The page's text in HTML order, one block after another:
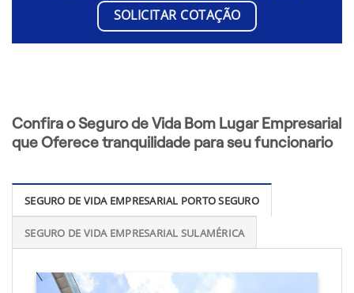
SOLICITAR COTAÇÃO
Confira o Seguro de Vida Bom Lugar Empresarial
que Oferece tranquilidade para seu funcionario
SEGURO DE VIDA EMPRESARIAL PORTO SEGURO
SEGURO DE VIDA EMPRESARIAL SULAMÉRICA